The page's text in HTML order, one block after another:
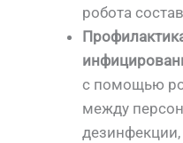
робота
с помощью
между